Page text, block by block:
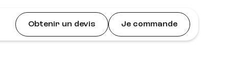
Obtenir un devis Je commande